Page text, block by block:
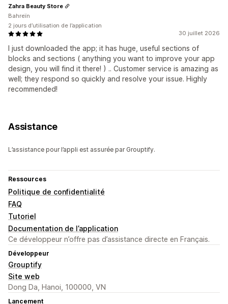
30 juillet 2026
I just downloaded the app; it has huge, useful sections of
blocks and sections ( anything you want to improve your app
design, you will find it there! ) .. Customer service is amazing as
well; they respond so quickly and resolve your issue. Highly
recommended!
Zahra Beauty Store
Bahreïn
2 jours d’utilisation de l’application
Assistance
L’assistance pour l’appli est assurée par Grouptify.
Ressources
Politique de confidentialité
FAQ
Tutoriel
Documentation de l’application
Ce développeur n’offre pas d’assistance directe en Français.
Développeur
Grouptify
Site web
Dong Da, Hanoi, 100000, VN
Lancement